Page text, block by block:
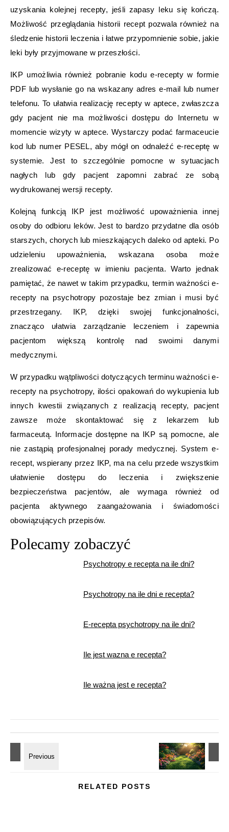
uzyskania kolejnej recepty, jeśli zapasy leku się kończą.
Możliwość przeglądania historii recept pozwala również na
śledzenie historii leczenia i łatwe przypomnienie sobie, jakie
leki były przyjmowane w przeszłości.
IKP umożliwia również pobranie kodu e-recepty w formie
PDF lub wysłanie go na wskazany adres e-mail lub numer
telefonu. To ułatwia realizację recepty w aptece, zwłaszcza
gdy pacjent nie ma możliwości dostępu do Internetu w
momencie wizyty w aptece. Wystarczy podać farmaceucie
kod lub numer PESEL, aby mógł on odnaleźć e-receptę w
systemie. Jest to szczególnie pomocne w sytuacjach
nagłych lub gdy pacjent zapomni zabrać ze sobą
wydrukowanej wersji recepty.
Kolejną funkcją IKP jest możliwość upoważnienia innej
osoby do odbioru leków. Jest to bardzo przydatne dla osób
starszych, chorych lub mieszkających daleko od apteki. Po
udzieleniu upoważnienia, wskazana osoba może
zrealizować e-receptę w imieniu pacjenta. Warto jednak
pamiętać, że nawet w takim przypadku, termin ważności e-
recepty na psychotropy pozostaje bez zmian i musi być
przestrzegany. IKP, dzięki swojej funkcjonalności,
znacząco ułatwia zarządzanie leczeniem i zapewnia
pacjentom większą kontrolę nad swoimi danymi
medycznymi.
W przypadku wątpliwości dotyczących terminu ważności e-
recepty na psychotropy, ilości opakowań do wykupienia lub
innych kwestii związanych z realizacją recepty, pacjent
zawsze może skontaktować się z lekarzem lub
farmaceutą. Informacje dostępne na IKP są pomocne, ale
nie zastąpią profesjonalnej porady medycznej. System e-
recept, wspierany przez IKP, ma na celu przede wszystkim
ułatwienie dostępu do leczenia i zwiększenie
bezpieczeństwa pacjentów, ale wymaga również od
pacjenta aktywnego zaangażowania i świadomości
obowiązujących przepisów.
Polecamy zobaczyć
Psychotropy e recepta na ile dni?
Psychotropy na ile dni e recepta?
E-recepta psychotropy na ile dni?
Ile jest wazna e recepta?
Ile ważna jest e recepta?
RELATED POSTS